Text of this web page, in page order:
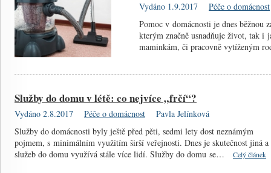
Vydáno 1.9.2017
Péče o domácnost
Pomoc v domácnosti je dnes
kterým značně usnadňuje život, tak i
maminkám, či pracovně vytíženým
Služby do domu v létě: co nejvíce „frčí“?
Vydáno 2.8.2017 Péče o domácnost
Pavla Jelínková
Služby do domácnosti byly ještě před pěti, sedmi lety dost neznámým
pojmem, s minimálním využitím širší veřejnosti. Dnes je skutečnost jiná a
služeb do domu využívá stále více lidí. Služby do domu se…
Celý článek